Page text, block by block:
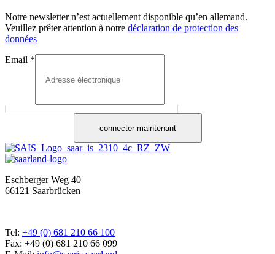
Notre newsletter n’est actuellement disponible qu’en allemand.
Veuillez prêter attention à notre déclaration de protection des
données
Email *
connecter maintenant
Eschberger Weg 40
66121 Saarbrücken
Tel: +49 (0) 681 210 66 100
Fax: +49 (0) 681 210 66 099